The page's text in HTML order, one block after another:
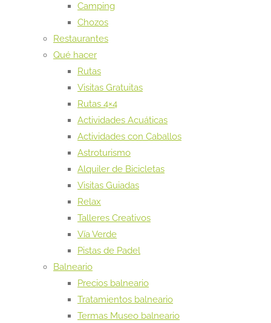
Camping
Chozos
Restaurantes
Qué hacer
Rutas
Visitas Gratuitas
Rutas 4×4
Actividades Acuáticas
Actividades con Caballos
Astroturismo
Alquiler de Bicicletas
Visitas Guiadas
Relax
Talleres Creativos
Vía Verde
Pistas de Padel
Balneario
Precios balneario
Tratamientos balneario
Termas Museo balneario